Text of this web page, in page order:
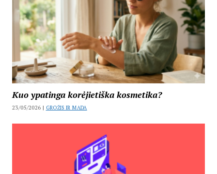
Kuo ypatinga korėjietiška kosmetika?
23/05/2026 | GROŽIS IR MADA